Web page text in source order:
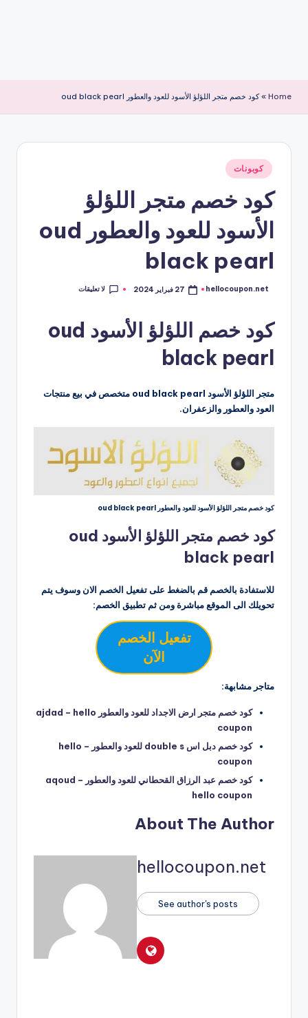
Home
»كود خصم متجر اللؤلؤ الأسود للعود والعطور oud black pearl
نُشر
في
كوبونات
كود خصم متجر اللؤلؤ
الأسود للعود والعطور oud
black pearl
تمّ
hellocoupon.net 27 فبراير 2024 لا تعليقات
كود خصم اللؤلؤ الأسود oud
black pearl
متجر اللؤلؤ الأسود oud black pearl متخصص في بيع منتجات
العود والعطور والزعفران.
كود خصم متجر اللؤلؤ الأسود للعود والعطور oud black pearl
كود خصم متجر اللؤلؤ الأسود oud
black pearl
للاستفادة بالخصم قم بالضغط على تفعيل الخصم الان وسوف يتم
تحويلك الى الموقع مباشرة ومن ثم تطبيق الخصم:
تفعيل الخصم
الآن
متاجر مشابهة:
كود خصم متجر ارض الاجداد للعود والعطور ajdad – hello
coupon
كود خصم دبل اس double s للعود والعطور – hello
coupon
كود خصم عبد الرزاق القحطاني للعود والعطور aqoud –
hello coupon
About The Author
hellocoupon.net
See author's posts